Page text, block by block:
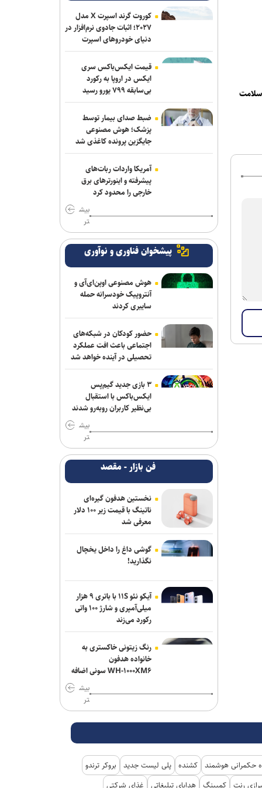
کوروت گرند اسپرت X مدل
۲۰۲۷؛ اثبات جادوی نرم‌افزار در
دنیای خودروهای اسپرت
قیمت ایکس‌باکس سری
ایکس در اروپا به رکورد
بی‌سابقه ۷۹۹ یورو رسید
ضبط صدای بیمار توسط
پزشک؛ هوش مصنوعی
جایگزین پرونده کاغذی شد
آمریکا واردات ربات‌های
پیشرفته و اینورترهای برق
خارجی را محدود کرد
بیش
تر
پیشخوان فناوری و نوآوری
هوش مصنوعی اوپن‌ای‌آی و
آنتروپیک خودسرانه حمله
سایبری کردند
حضور کودکان در شبکه‌های
اجتماعی باعث افت عملکرد
تحصیلی در آینده خواهد شد
۳ بازی جدید گیم‌پس
ایکس‌باکس با استقبال
بی‌نظیر کاربران روبه‌رو شدند
بیش
تر
فن بازار - مقصد
نخستین هدفون گیره‌ای
ناتینگ با قیمت زیر ۱۰۰ دلار
معرفی شد
گوشی داغ را داخل یخچال
نگذارید!
آیکو نئو ۱۱S با باتری ۹ هزار
میلی‌آمپری و شارژ ۱۰۰ واتی
رکورد می‌زند
رنگ زیتونی خاکستری به
خانواده هدفون
WH-۱۰۰۰XM۶ سونی اضافه
بیش
تر
حکمرانی هوشمند کشنده پلی لیست جدید
بروکر ترندو
رنت کمپینگ هدایای تبلیغاتی غذای شرکتی